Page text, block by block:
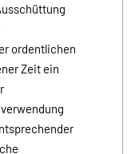
ordentlichen
Zeit ein